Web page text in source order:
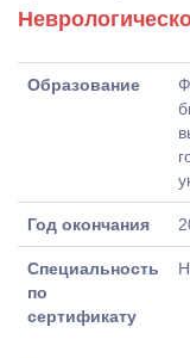
Образование
Год окончания
Специальность
по
сертификату